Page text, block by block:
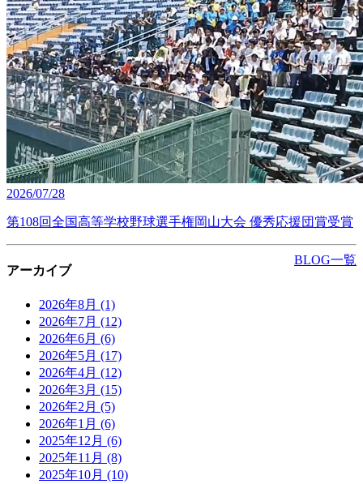
2026/07/28
第108回全国高等学校野球選手権岡山大会 優秀応援団賞受賞
BLOG一覧
アーカイブ
2026年8月 (1)
2026年7月 (12)
2026年6月 (6)
2026年5月 (17)
2026年4月 (12)
2026年3月 (15)
2026年2月 (5)
2026年1月 (6)
2025年12月 (6)
2025年11月 (8)
2025年10月 (10)